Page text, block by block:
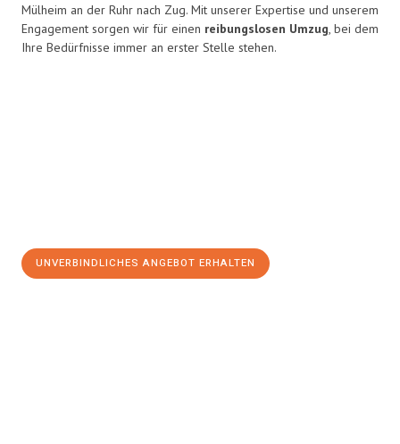
Mülheim an der Ruhr nach Zug. Mit unserer Expertise und unserem
Engagement sorgen wir für einen reibungslosen Umzug, bei dem
Ihre Bedürfnisse immer an erster Stelle stehen.
UNVERBINDLICHES ANGEBOT ERHALTEN